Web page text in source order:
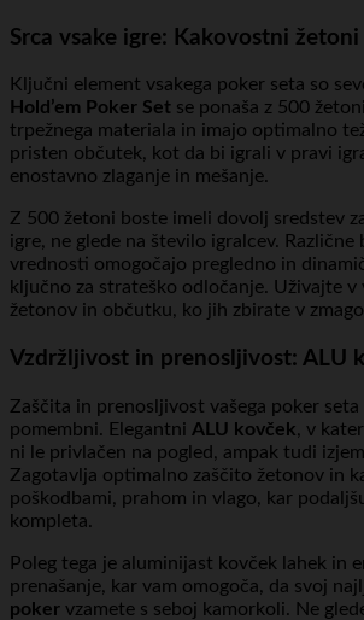
Srca vsake igre: Kakovostni žetoni
Ključni element vsakega poker seta so
Hold’em Poker Set se ponaša z 500
trpežnega materiala in imajo optimalno
pristen občutek, kot da bi igrali v pravi
enostavno zlaganje in mešanje.
Z 500 žetoni boste imeli dovolj sredstev
igre, ne glede na število igralcev.
vrednosti omogočajo pregledno in
ključno za strateško odločanje. Uživajte v
žetonov in občutku, ko jih zbirate v
Vzdržljivost in prenosljivost: ALU
Zaščita in prenosljivost vašega poker seta
pomembni. Elegantni ALU kovček, v
ni le privlačen na pogled, ampak tudi
Zagotavlja optimalno zaščito žetonov in
poškodbami, prahom in vlago, kar
kompleta.
Poleg tega je aluminijast kovček lahek in
prenašanje, kar vam omogoča, da svoj
poker vzamete s seboj kamorkoli. Ne